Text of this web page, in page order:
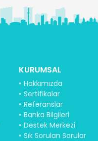
KURUMSAL
Hakkımızda
Sertifikalar
Referanslar
Banka Bilgileri
Destek Merkezi
Sık Sorulan Sorular